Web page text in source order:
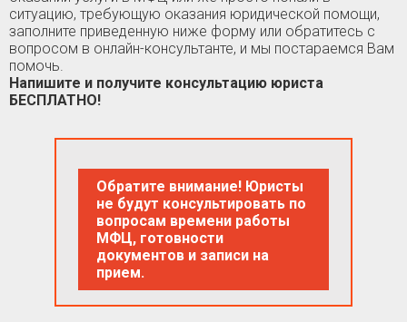
ситуацию, требующую оказания юридической помощи,
заполните приведенную ниже форму или обратитесь с
вопросом в онлайн-консультанте, и мы постараемся Вам
помочь.
Напишите и получите консультацию юриста
БЕСПЛАТНО!
Обратите внимание! Юристы
не будут консультировать по
вопросам времени работы
МФЦ, готовности
документов и записи на
прием.